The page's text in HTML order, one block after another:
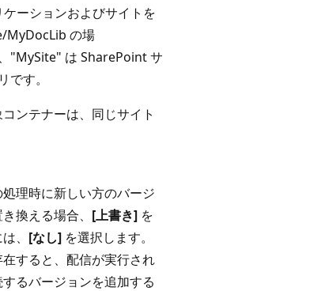
ーションおよびサイトを
MyDocLib の場
"MySite" は SharePoint サ
す。
ンテナーは、同じサイト
理時に新しい方のバージ
換える場合、 [上書き] を
、 [なし] を選択します。
すると、配信が実行され
るバージョンを追加する